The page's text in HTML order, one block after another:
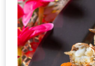
ไป
ไฟ
อุ่นๆ